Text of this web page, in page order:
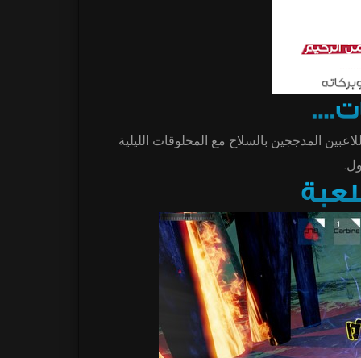
المدججين بالسلاح مع المخلوقات الليلية